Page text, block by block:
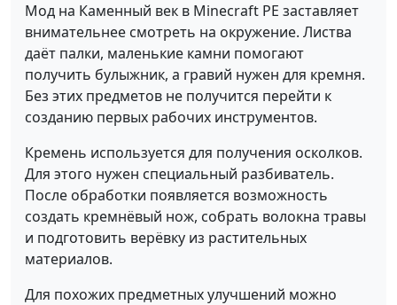
Мод на Каменный век в Minecraft PE заставляет
внимательнее смотреть на окружение. Листва
даёт палки, маленькие камни помогают
получить булыжник, а гравий нужен для кремня.
Без этих предметов не получится перейти к
созданию первых рабочих инструментов.
Кремень используется для получения осколков.
Для этого нужен специальный разбиватель.
После обработки появляется возможность
создать кремнёвый нож, собрать волокна травы
и подготовить верёвку из растительных
материалов.
Для похожих предметных улучшений можно